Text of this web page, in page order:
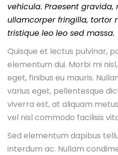
vehicula. Praesent
ullamcorper fringilla, tortor
tristique leo leo sed massa.
Quisque et lectus pulvinar,
elementum dui. Morbi mi
eget, finibus eu mauris.
varius eget, pellentesque
viverra est, at aliquam
vel nisl commodo facilisis
Sed elementum dapibus
interdum ac. Nullam